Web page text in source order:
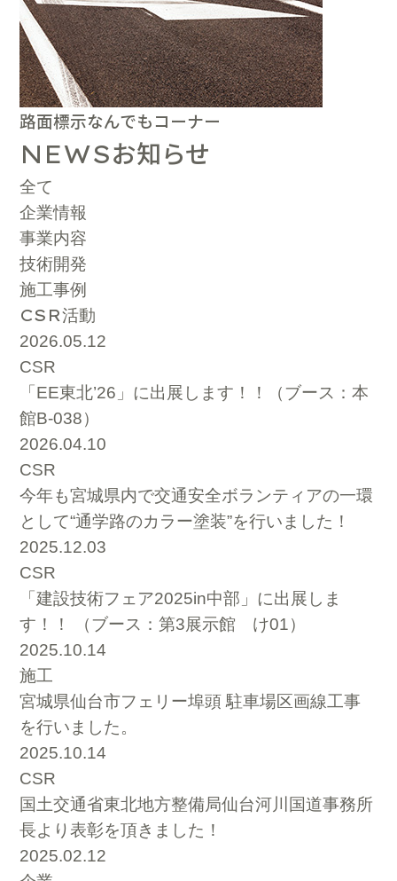
路面標示なんでもコーナー
NEWSお知らせ
全て
企業情報
事業内容
技術開発
施工事例
CSR活動
2026.05.12
CSR
「EE東北’26」に出展します！！（ブース：本
館B-038）
2026.04.10
CSR
今年も宮城県内で交通安全ボランティアの一環
として“通学路のカラー塗装”を行いました！
2025.12.03
CSR
「建設技術フェア2025in中部」に出展しま
す！！ （ブース：第3展示館 け01）
2025.10.14
施工
宮城県仙台市フェリー埠頭 駐車場区画線工事
を行いました。
2025.10.14
CSR
国土交通省東北地方整備局仙台河川国道事務所
長より表彰を頂きました！
2025.02.12